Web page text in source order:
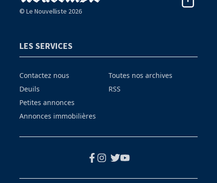
© Le Nouvelliste 2026
LES SERVICES
Contactez nous
Deuils
Petites annonces
Annonces immobilières
Toutes nos archives
RSS